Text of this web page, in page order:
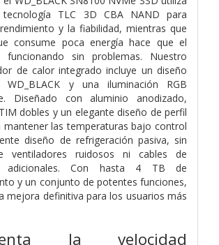
TLC 3D CBA NAND para
y la fiabilidad, mientras que
consume poca energía hace que el
funcionando sin problemas. Nuestro
de calor integrado incluye un diseño
WD_BLACK y una iluminación RGB
Diseñado con aluminio anodizado,
dobles y un elegante diseño de perfil
mantener las temperaturas bajo control
diseño de refrigeración pasiva, sin
ventiladores ruidosos ni cables de
adicionales. Con hasta 4 TB de
y un conjunto de potentes funciones,
mejora definitiva para los usuarios más
la velocidad